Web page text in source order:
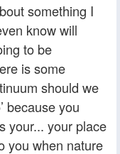
something I
know will
to be
is some
should we
because you
your... your place
you when nature